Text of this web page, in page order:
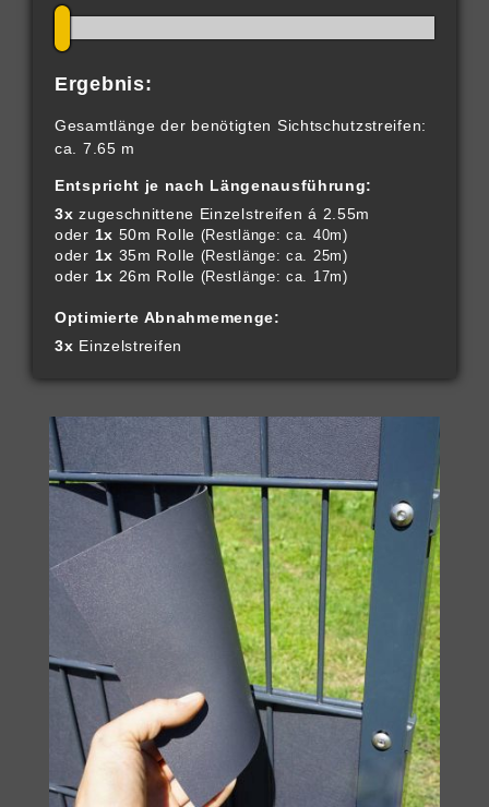
Ergebnis:
Gesamtlänge der benötigten Sichtschutzstreifen:
ca. 7.65 m
Entspricht je nach Längenausführung:
3x zugeschnittene Einzelstreifen á 2.55m
oder 1x 50m Rolle (Restlänge: ca. 40m)
oder 1x 35m Rolle (Restlänge: ca. 25m)
oder 1x 26m Rolle (Restlänge: ca. 17m)
Optimierte Abnahmemenge:
3x Einzelstreifen